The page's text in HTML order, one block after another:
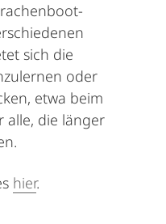
sich die
oder
etwa beim
alle, die länger
hier.